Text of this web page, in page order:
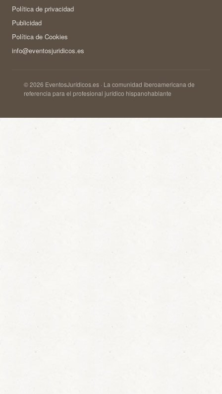
Política de privacidad
Publicidad
Política de Cookies
info@eventosjuridicos.es
© 2026 EventosJurídicos.es · La comunidad iberoamericana de
referencia para el profesional jurídico hispanohablante